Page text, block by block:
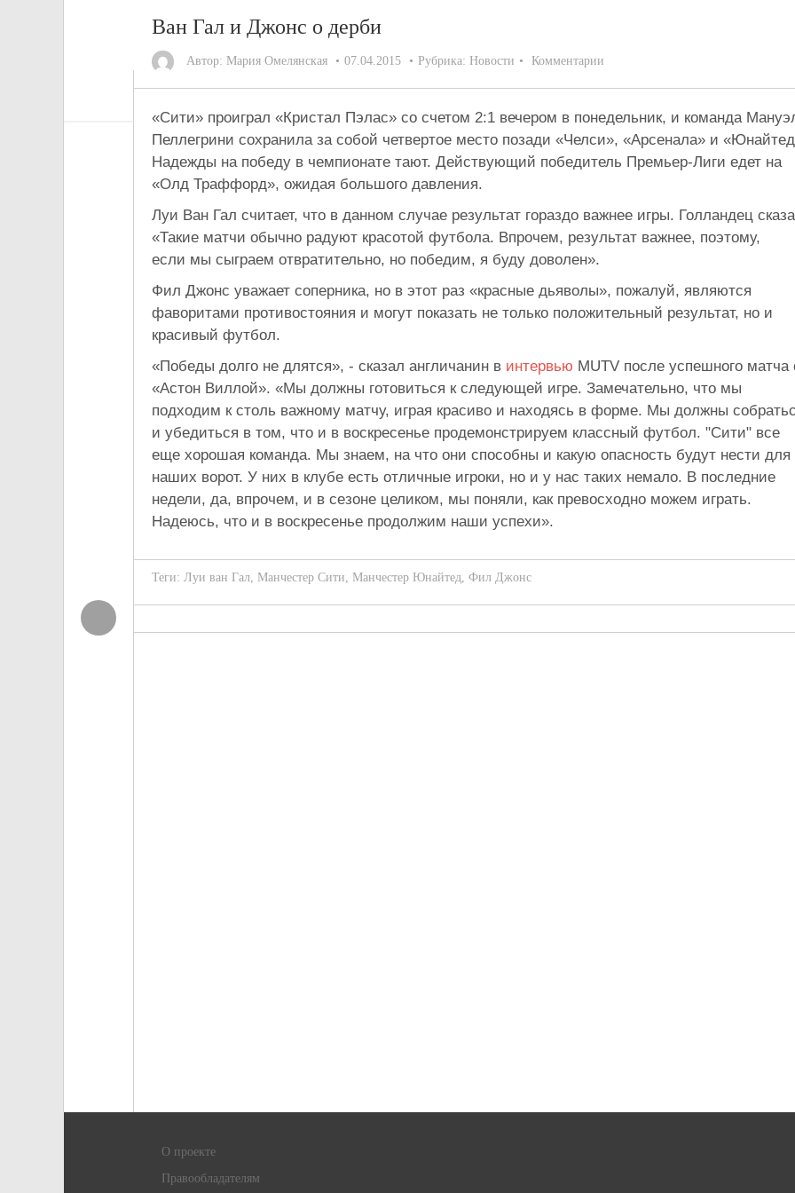
Ван Гал и Джонс о дерби
Автор: Мария Омелянская 07.04.2015 Рубрика: Новости Комментарии
«Сити» проиграл «Кристал Пэлас» со счетом 2:1 вечером в понедельник, и команда
Пеллегрини сохранила за собой четвертое место позади «Челси», «Арсенала» и
Надежды на победу в чемпионате тают. Действующий победитель Премьер-Лиги едет на
«Олд Траффорд», ожидая большого давления.
Луи Ван Гал считает, что в данном случае результат гораздо важнее игры. Голландец
«Такие матчи обычно радуют красотой футбола. Впрочем, результат важнее, поэтому,
если мы сыграем отвратительно, но победим, я буду доволен».
Фил Джонс уважает соперника, но в этот раз «красные дьяволы», пожалуй, являются
фаворитами противостояния и могут показать не только положительный результат, но и
красивый футбол.
«Победы долго не длятся», - сказал англичанин в интервью MUTV после успешного матча
«Астон Виллой». «Мы должны готовиться к следующей игре. Замечательно, что мы
подходим к столь важному матчу, играя красиво и находясь в форме. Мы должны
и убедиться в том, что и в воскресенье продемонстрируем классный футбол. "Сити" все
еще хорошая команда. Мы знаем, на что они способны и какую опасность будут нести для
наших ворот. У них в клубе есть отличные игроки, но и у нас таких немало. В последние
недели, да, впрочем, и в сезоне целиком, мы поняли, как превосходно можем играть.
Надеюсь, что и в воскресенье продолжим наши успехи».
Теги: Луи ван Гал, Манчестер Сити, Манчестер Юнайтед, Фил Джонс
О проекте
Правообладателям